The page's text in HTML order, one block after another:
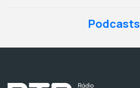
Podcasts